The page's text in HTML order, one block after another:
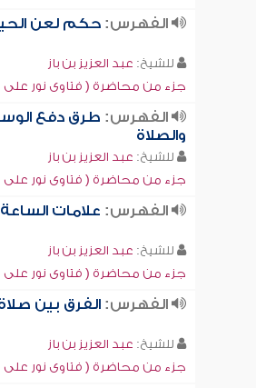
الفهرس:حكم لعن
للشيخ: عبد العزيز بن باز
جزء من محاضرة ( فتاوى نور على
الفهرس: طرق دفع
والصلاة
للشيخ: عبد العزيز بن باز
جزء من محاضرة ( فتاوى نور على
الفهرس: علامات
للشيخ: عبد العزيز بن باز
جزء من محاضرة ( فتاوى نور على
الفهرس:الفرق بين
للشيخ: عبد العزيز بن باز
جزء من محاضرة ( فتاوى نور على